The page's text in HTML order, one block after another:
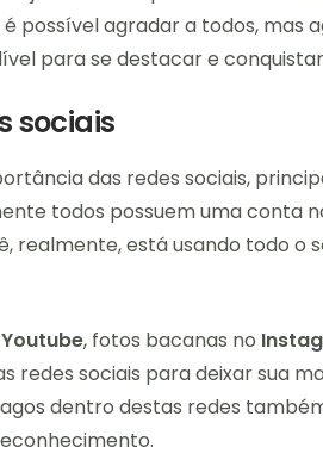
possível agradar a todos, mas
para se destacar e
sociais
das redes sociais,
todos possuem uma conta
realmente, está usando todo o
Youtube, fotos bacanas no
redes sociais para deixar sua
dentro destas redes